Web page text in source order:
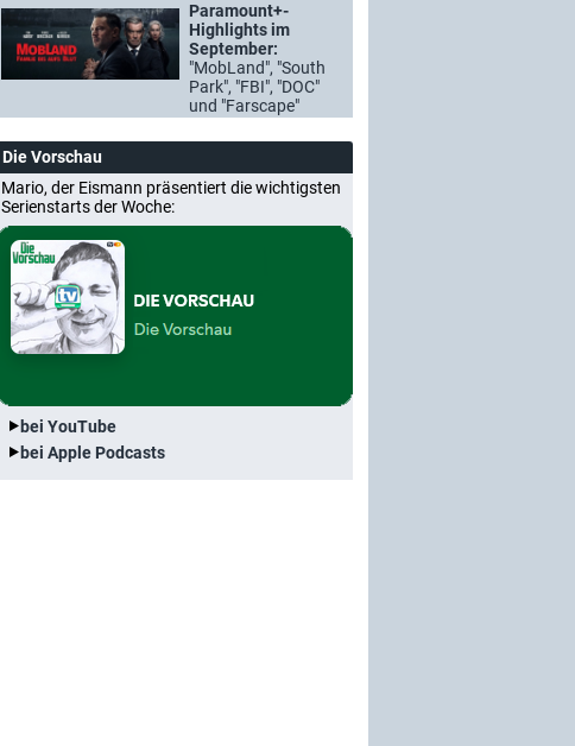
Paramount+-
Highlights im
September:
"MobLand", "South
Park", "FBI", "DOC"
und "Farscape"
Die Vorschau
Mario, der Eismann präsentiert die wichtigsten
Serienstarts der Woche:
bei YouTube
bei Apple Podcasts